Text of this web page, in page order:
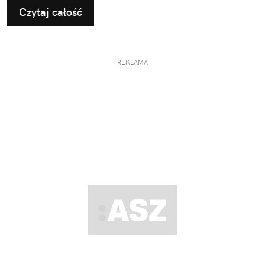
Czytaj całość
REKLAMA